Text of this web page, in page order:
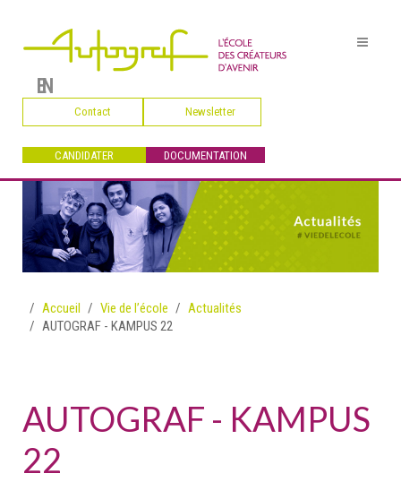
EN
Contact Newsletter
CANDIDATER DOCUMENTATION
Accueil Vie de l’école
Actualités
AUTOGRAF - KAMPUS 22
AUTOGRAF - KAMPUS
22